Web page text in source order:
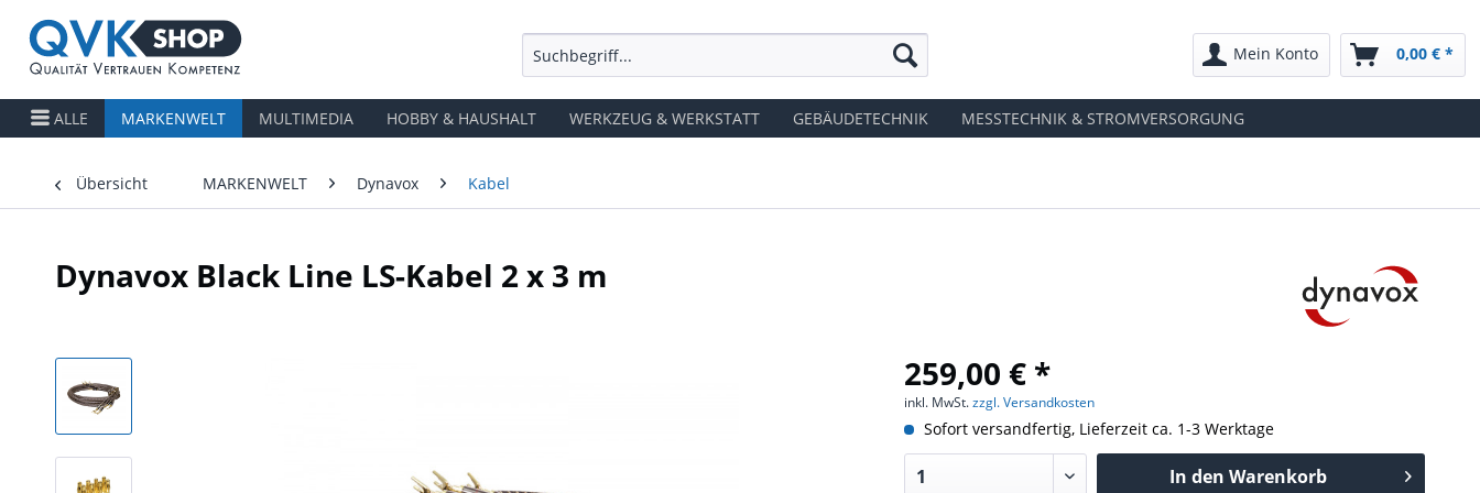
Mein Konto 0,00 € *
ALLE MARKENWELT MULTIMEDIA HOBBY & HAUSHALT WERKZEUG & WERKSTATT GEBÄUDETECHNIK MESSTECHNIK & STROMVERSORGUNG
Übersicht MARKENWELT Dynavox Kabel
Dynavox Black Line LS-Kabel 2 x 3 m
259,00 € *
inkl. MwSt.zzgl. Versandkosten
Sofort versandfertig, Lieferzeit ca. 1-3 Werktage
In den Warenkorb